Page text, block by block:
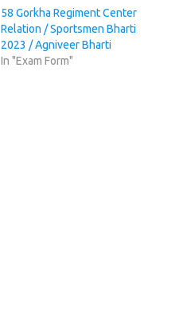
58 Gorkha Regiment Center
Relation / Sportsmen Bharti
2023 / Agniveer Bharti
In "Exam Form"